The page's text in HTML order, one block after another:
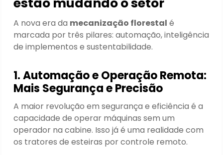
A nova era da mecanização florestal é
marcada por três pilares: automação, inteligência
de implementos e sustentabilidade.
1. Automação e Operação Remota:
Mais Segurança e Precisão
A maior revolução em segurança e eficiência é a
capacidade de operar máquinas sem um
operador na cabine. Isso já é uma realidade com
os tratores de esteiras por controle remoto.